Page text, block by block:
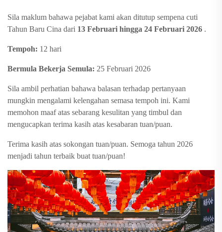
Sila maklum bahawa pejabat kami akan ditutup sempena cuti
Tahun Baru Cina dari 13 Februari hingga 24 Februari 2026 .
Tempoh: 12 hari
Bermula Bekerja Semula: 25 Februari 2026
Sila ambil perhatian bahawa balasan terhadap pertanyaan
mungkin mengalami kelengahan semasa tempoh ini. Kami
memohon maaf atas sebarang kesulitan yang timbul dan
mengucapkan terima kasih atas kesabaran tuan/puan.
Terima kasih atas sokongan tuan/puan. Semoga tahun 2026
menjadi tahun terbaik buat tuan/puan!